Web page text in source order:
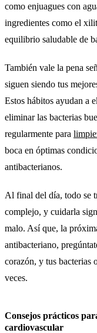
como enjuagues con
ingredientes como el
equilibrio saludable de
También vale la pena
siguen siendo tus
Estos hábitos ayudan a
eliminar las bacterias
regularmente para
boca en óptimas
antibacterianos.
Al final del día, todo se
complejo, y cuidarla
malo. Así que, la
antibacteriano,
corazón, y tus bacterias
veces.
Consejos prácticos
cardiovascular